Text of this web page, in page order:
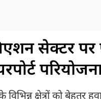
सेक्टर